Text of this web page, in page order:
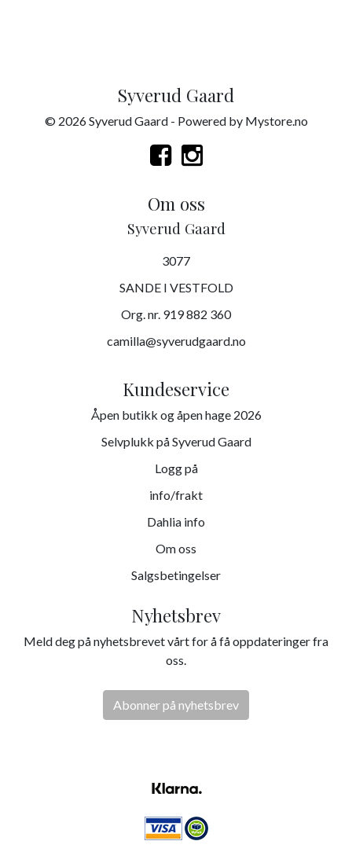
Syverud Gaard
© 2026 Syverud Gaard - Powered by Mystore.no
Om oss
Syverud Gaard
3077
SANDE I VESTFOLD
Org. nr. 919 882 360
camilla@syverudgaard.no
Kundeservice
Åpen butikk og åpen hage 2026
Selvplukk på Syverud Gaard
Logg på
info/frakt
Dahlia info
Om oss
Salgsbetingelser
Nyhetsbrev
Meld deg på nyhetsbrevet vårt for å få oppdateringer fra
oss.
Abonner på nyhetsbrev